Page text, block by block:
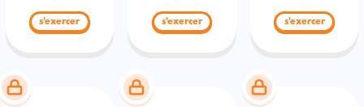
s'exercer s'exercer s'exercer